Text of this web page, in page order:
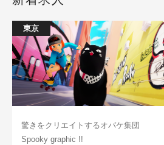
東京
驚きをクリエイトするオバケ集団
Spooky graphic !!